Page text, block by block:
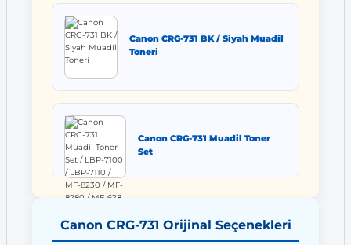
Canon CRG-731 BK / Siyah Muadil
Toneri
Canon CRG-731 Muadil Toner
Set
Canon CRG-731 Orijinal Seçenekleri